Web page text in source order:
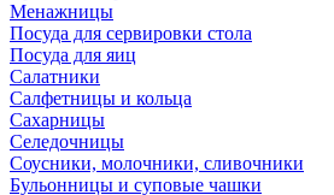
Менажницы
Посуда для сервировки стола
Посуда для яиц
Салатники
Салфетницы и кольца
Сахарницы
Селедочницы
Соусники, молочники, сливочники
Бульонницы и суповые чашки